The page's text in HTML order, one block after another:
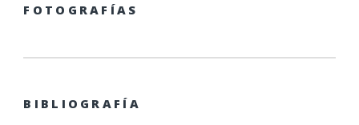
FOTOGRAFÍAS
BIBLIOGRAFÍA